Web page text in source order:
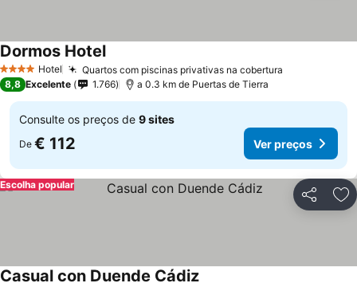
4 EstrelasHotel Quartos com piscinas privativas na cobertura
Dormos HotelVer preços
8,8 Excelente 1.766 a 0.3 km de Puertas de Tierra
Consulte os preços de 9 sites
De € 112 Ver preços
Partilhar
Escolha popular
Casual con Duende Cádiz